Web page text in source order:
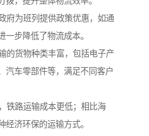
府为班列提供政策优惠，如通
一步降低了物流成本。
的货物种类丰富，包括电子产
汽车零部件等，满足不同客户
铁路运输成本更低；相比海
经济环保的运输方式。